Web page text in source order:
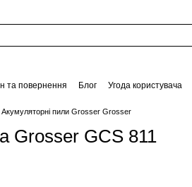
та повернення Блог Угода користувача
Акумуляторні пили Grosser Grosser
Grosser GCS 811